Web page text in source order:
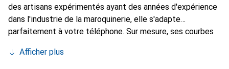
des artisans expérimentés ayant des années d'expérience
dans l'industrie de la maroquinerie, elle s'adapte
parfaitement à votre téléphone. Sur mesure, ses courbes
devient un accessoire chic et essentiel pour votre
Afficher plus